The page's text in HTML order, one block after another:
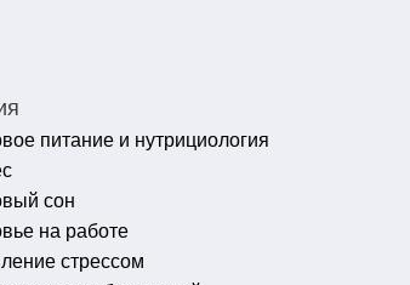
питание и нутрициология
сон
на работе
стрессом